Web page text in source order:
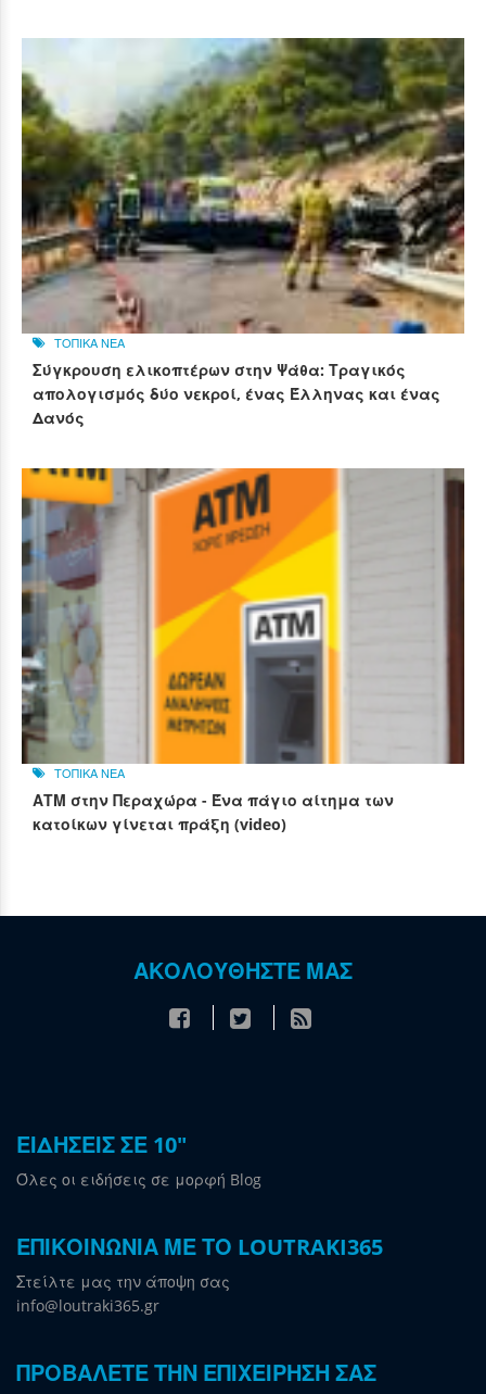
ΤΟΠΙΚΑ ΝΕΑ
Σύγκρουση ελικοπτέρων στην Ψάθα: Τραγικός
απολογισμός δύο νεκροί, ένας Έλληνας και ένας
Δανός
ΤΟΠΙΚΑ ΝΕΑ
ΑΤΜ στην Περαχώρα - Ένα πάγιο αίτημα των
κατοίκων γίνεται πράξη (video)
ΑΚΟΛΟΥΘΗΣΤΕ ΜΑΣ
ΕΙΔΗΣΕΙΣ ΣΕ 10"
Όλες οι ειδήσεις σε μορφή Blog
ΕΠΙΚΟΙΝΩΝΙΑ ΜΕ ΤΟ LOUTRAKI365
Στείλτε μας την άποψη σας
info@loutraki365.gr
ΠΡΟΒΑΛΕΤΕ ΤΗΝ ΕΠΙΧΕΙΡΗΣΗ ΣΑΣ